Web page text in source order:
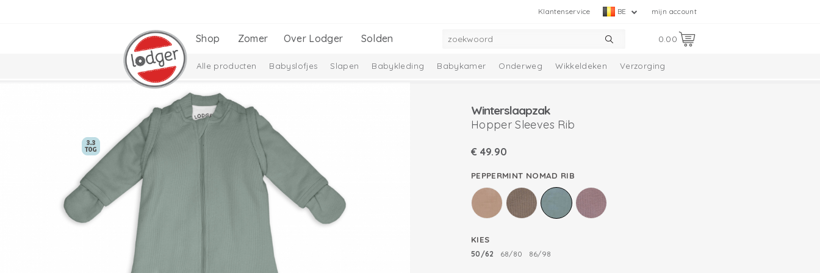
mijn account
BE
Klantenservice
0.00
Shop Zomer Over Lodger Solden
Alle producten Babyslofjes Slapen Babykleding Babykamer Onderweg Wikkeldeken Verzorging
Babyuitzetlijst
Taslon Collectie Winterslaapzak
Hopper Sleeves Rib
€ 49.90
PEPPERMINT NOMAD RIB
KIES
50/62 68/80 86/98